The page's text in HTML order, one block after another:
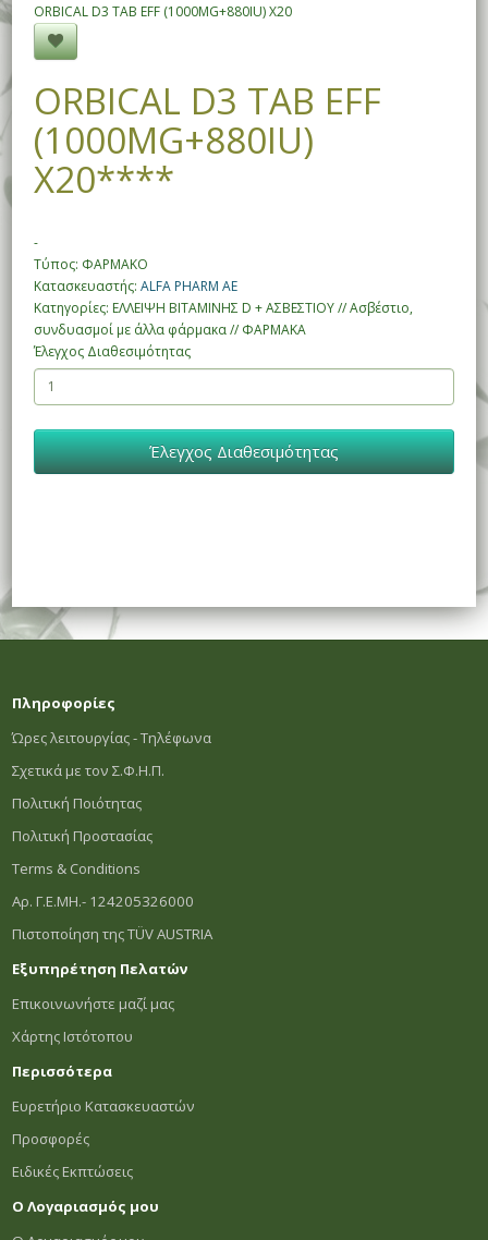
ORBICAL D3 TAB EFF (1000MG+880IU) X20
ORBICAL D3 TAB EFF
(1000MG+880IU)
X20****
-
Τύπος: ΦΑΡΜΑΚΟ
Κατασκευαστής:ALFA PHARM ΑΕ
Κατηγορίες: ΕΛΛΕΙΨΗ ΒΙΤΑΜΙΝΗΣ D + ΑΣΒΕΣΤΙΟΥ // Ασβέστιο,
συνδυασμοί με άλλα φάρμακα // ΦΑΡΜΑΚΑ
Έλεγχος Διαθεσιμότητας
Έλεγχος Διαθεσιμότητας
Πληροφορίες
Ώρες λειτουργίας - Τηλέφωνα
Σχετικά με τον Σ.Φ.Η.Π.
Πολιτική Ποιότητας
Πολιτική Προστασίας
Terms & Conditions
Αρ. Γ.Ε.ΜΗ.- 124205326000
Πιστοποίηση της TÜV AUSTRIA
Εξυπηρέτηση Πελατών
Επικοινωνήστε μαζί μας
Χάρτης Ιστότοπου
Περισσότερα
Ευρετήριο Κατασκευαστών
Προσφορές
Ειδικές Εκπτώσεις
Ο Λογαριασμός μου